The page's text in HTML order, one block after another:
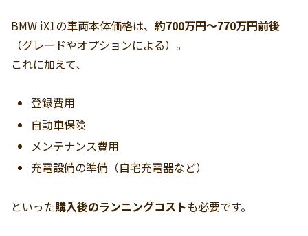
BMW iX1の車両本体価格は、 約700万円〜770万円前後
（グレードやオプションによる）。
これに加えて、
登録費用
自動車保険
メンテナンス費用
充電設備の準備（自宅充電器など）
といった購入後のランニングコストも必要です。